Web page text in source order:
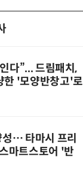
다”... 드림패치,
한 '모양반창고'로
… 타마시 프리
마트스토어 '반